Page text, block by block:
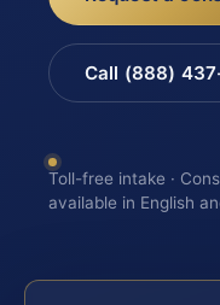
Call (888)
Toll-free intake ·
available in English